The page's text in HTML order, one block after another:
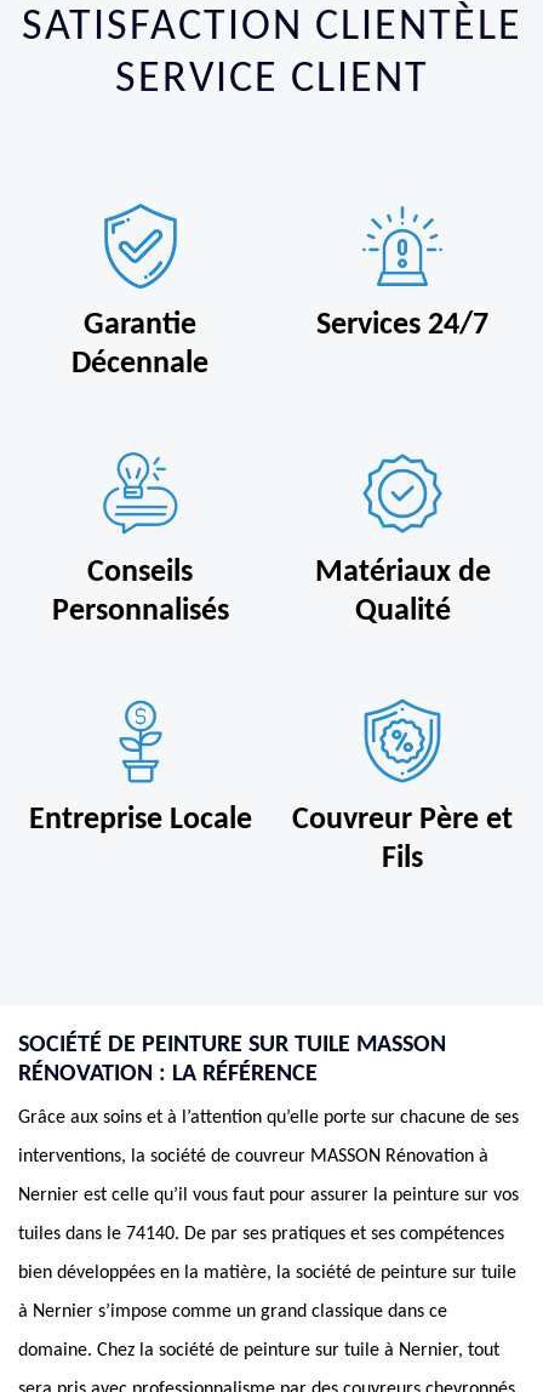
SATISFACTION CLIENTÈLE
SERVICE CLIENT
Garantie
Décennale
Services 24/7
Conseils
Personnalisés
Matériaux de
Qualité
Entreprise Locale
Couvreur Père et
Fils
SOCIÉTÉ DE PEINTURE SUR TUILE MASSON
RÉNOVATION : LA RÉFÉRENCE
Grâce aux soins et à l’attention qu’elle porte sur chacune de ses
interventions, la société de couvreur MASSON Rénovation à
Nernier est celle qu’il vous faut pour assurer la peinture sur vos
tuiles dans le 74140. De par ses pratiques et ses compétences
bien développées en la matière, la société de peinture sur tuile
à Nernier s’impose comme un grand classique dans ce
domaine. Chez la société de peinture sur tuile à Nernier, tout